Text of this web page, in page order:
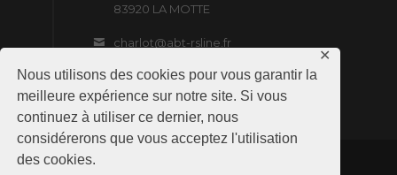
Nous utilisons des cookies pour vous garantir la
meilleure expérience sur notre site. Si vous
continuez à utiliser ce dernier, nous
considérerons que vous acceptez l'utilisation
des cookies.
✕
83920 LA MOTTE
charlot@abt-rsline.fr